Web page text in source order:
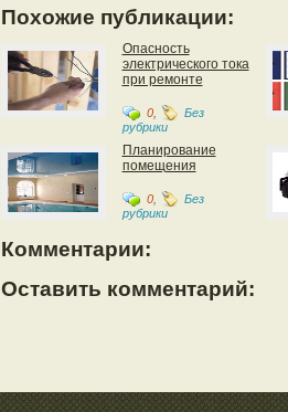
Похожие публикации:
Опасность
электрического тока
при ремонте
0,
Без
рубрики
Планирование
помещения
0,
Без
рубрики
Комментарии:
Оставить комментарий: